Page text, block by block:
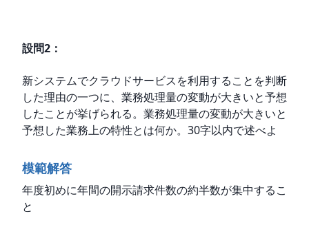
設問2 ：
新システムでクラウドサービスを利用することを判断
した理由の一つに、業務処理量の変動が大きいと予想
したことが挙げられる。業務処理量の変動が大きいと
予想した業務上の特性とは何か。30字以内で述べよ
模範解答
年度初めに年間の開示請求件数の約半数が集中するこ
と